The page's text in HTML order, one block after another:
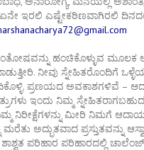
ಇರಲಿ ಎಷ್ಟೇಕಠಿಣವಾಗಿರಲಿ
ಹಂಚಿಕೊಳ್ಳುವ ಮೂಲಕ
ನೀವು ಸ್ನೇಹಿತರೊಂದಿಗೆ
ಪ್ರಣಯದ ಅವಕಾಶಗಳಿವೆ –
ಇಂದು ನಿಮ್ಮ
ನಿರೀಕ್ಷೆಗಳನ್ನು ಮೀರಿ ನಿಮಗೆ
ಮರೆತು ಅದ್ಭುತವಾದ ಪ್ರಸ್ತುತವನ್ನು
ಪರಿಹಾರ ಪರಿಹಾರದಲ್ಲಿ